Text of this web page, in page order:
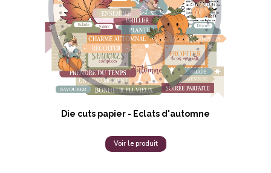
Die cuts papier - Eclats d'automne
Voir le produit